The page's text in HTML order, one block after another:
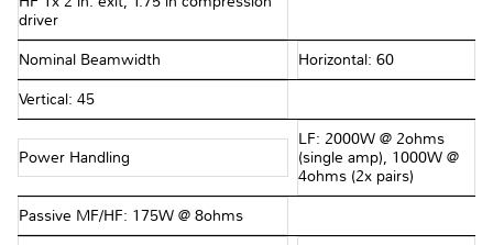
driver
Nominal Beamwidth Horizontal: 60
Vertical: 45
Power Handling
LF: 2000W @ 2ohms
(single amp), 1000W @
4ohms (2x pairs)
Passive MF/HF: 175W @ 8ohms